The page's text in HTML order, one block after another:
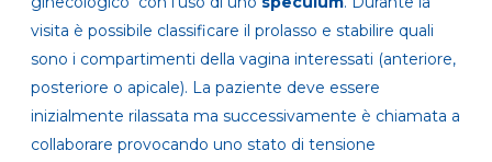
visita è possibile classificare il prolasso e stabilire quali
sono i compartimenti della vagina interessati (anteriore,
posteriore o apicale). La paziente deve essere
inizialmente rilassata ma successivamente è chiamata a
collaborare provocando uno stato di tensione